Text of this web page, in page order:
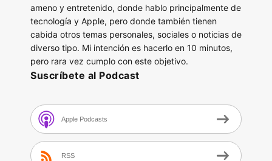
ameno y entretenido, donde hablo principalmente de
tecnología y Apple, pero donde también tienen
cabida otros temas personales, sociales o noticias de
diverso tipo. Mi intención es hacerlo en 10 minutos,
pero rara vez cumplo con este objetivo.
Suscríbete al Podcast
Apple Podcasts
RSS